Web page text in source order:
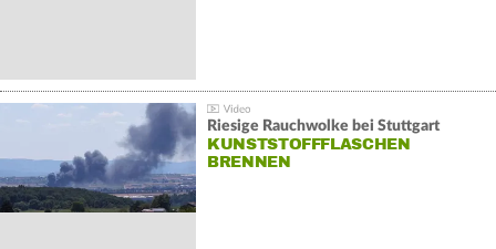
Riesige Rauchwolke bei Stuttgart
KUNSTSTOFFFLASCHEN
BRENNEN